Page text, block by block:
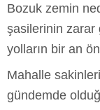
Bozuk zemin
şasilerinin zarar
yolların bir an
Mahalle
gündemde